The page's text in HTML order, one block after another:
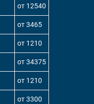
от 12540
от 3465
от 1210
от 34375
от 1210
от 3300